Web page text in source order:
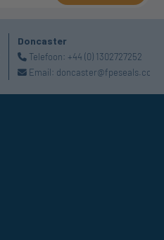
Doncaster
Telefoon: +44 (0) 1302727252
Email: doncaster@fpeseals.com